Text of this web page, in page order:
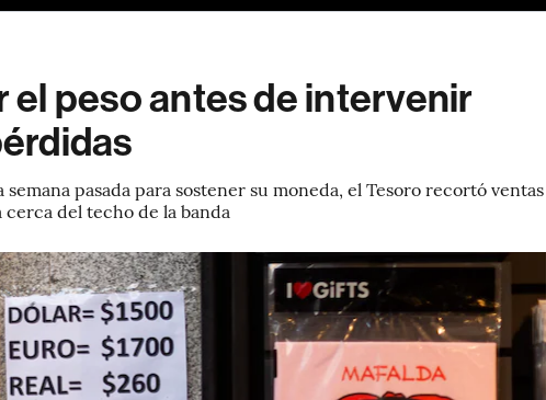
el peso antes de intervenir
semana pasada para sostener su moneda, el Tesoro recortó ventas
del techo de la banda